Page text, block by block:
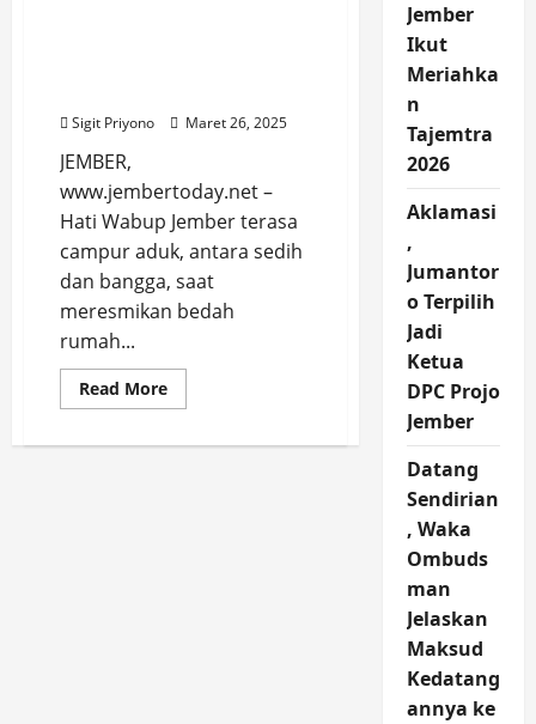
Botosari
Desa
Sukorambi
Sigit Priyono Maret 26, 2025
JEMBER,
www.jembertoday.net –
Hati Wabup Jember terasa
campur aduk, antara sedih
dan bangga, saat
meresmikan bedah
rumah...
Read MoreRead
more
Wabup
Jember
Ikut
Meriahka
n
Tajemtra
2026
Aklamasi
,
Jumantor
o Terpilih
Jadi
Ketua
DPC Projo
Jember
Datang
Sendirian
, Waka
Ombuds
man
Jelaskan
Maksud
Kedatang
annya ke